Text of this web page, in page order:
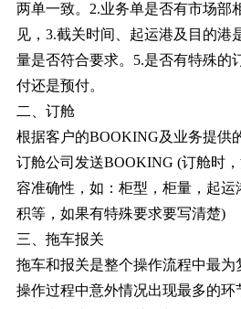
两单一致。2.业务单是否有市场部
见，3.截关时间、起运港及目的港
量是否符合要求。5.是否有特殊的
付还是预付。
二、订舱
根据客户的BOOKING及业务提供
订舱公司发送BOOKING (订舱时
容准确性，如：柜型，柜量，起
积等，如果有特殊要求要写清楚)
三、拖车报关
拖车和报关是整个操作流程中最为
操作过程中意外情况出现最多的